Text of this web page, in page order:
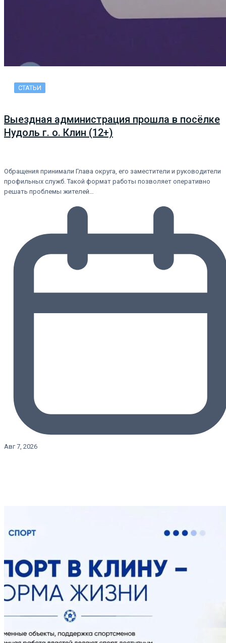
СТАТЬИ
Выездная администрация прошла в посёлке
Нудоль г. о. Клин (12+)
Обращения принимали Глава округа, его заместители и руководители
профильных служб. Такой формат работы позволяет оперативно
решать проблемы жителей…
Авг 7, 2026